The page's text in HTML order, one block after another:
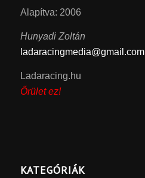
Alapítva: 2006
Hunyadi Zoltán
ladaracingmedia@gmail.com
Ladaracing.hu
Őrület ez!
KATEGÓRIÁK